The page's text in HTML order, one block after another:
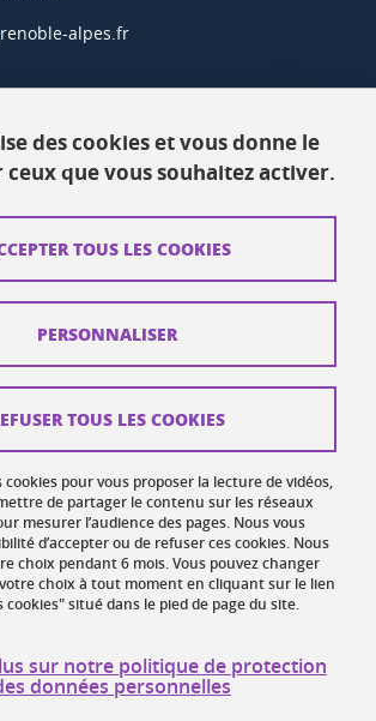
alpes.fr
conforme
des cookies et vous donne le
que vous souhaitez activer.
cookies pour vous proposer la lecture de vidéos,
de partager le contenu sur les réseaux
mesurer l’audience des pages. Nous vous
d’accepter ou de refuser ces cookies. Nous
choix pendant 6 mois. Vous pouvez changer
choix à tout moment en cliquant sur le lien
cookies" situé dans le pied de page du site.
sur notre politique de protection
données personnelles
TOUS LES COOKIES
TOUS LES COOKIES
PERSONNALISER